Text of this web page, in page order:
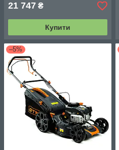
21 747 ₴
Купити
–5%